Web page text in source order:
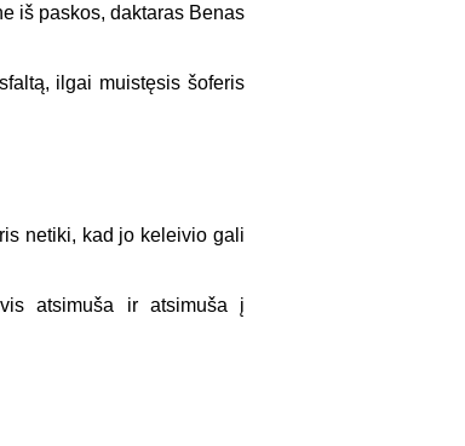
iš paskos, daktaras Benas
ilgai muistęsis šoferis
netiki, kad jo keleivio gali
atsimuša ir atsimuša į